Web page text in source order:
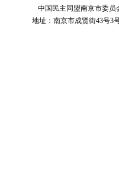
中国民主同盟南京市委员
地址：南京市成贤街43号3